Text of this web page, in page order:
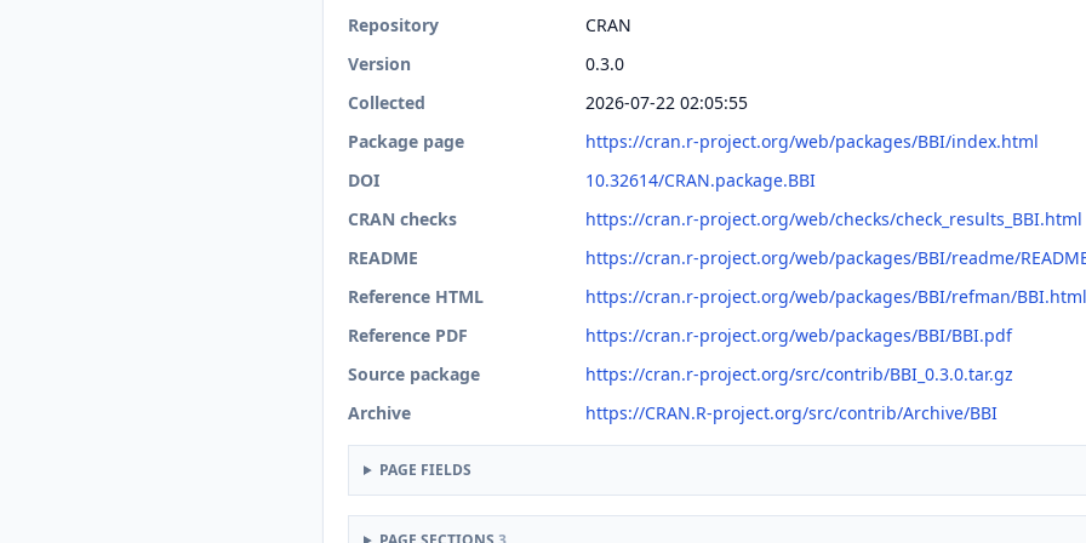
Repository
CRAN
Version
0.3.0
Collected
2026-07-22 02:05:55
Package page
https://cran.r-project.org/web/packages/BBI/index.html
DOI
10.32614/CRAN.package.BBI
CRAN checks
https://cran.r-project.org/web/checks/check_results_BBI.html
README
https://cran.r-project.org/web/packages/BBI/readme/
Reference HTML
https://cran.r-project.org/web/packages/BBI/refman/BBI.html
Reference PDF
https://cran.r-project.org/web/packages/BBI/BBI.pdf
Source package
https://cran.r-project.org/src/contrib/BBI_0.3.0.tar.gz
Archive
https://CRAN.R-project.org/src/contrib/Archive/BBI
PAGE FIELDS